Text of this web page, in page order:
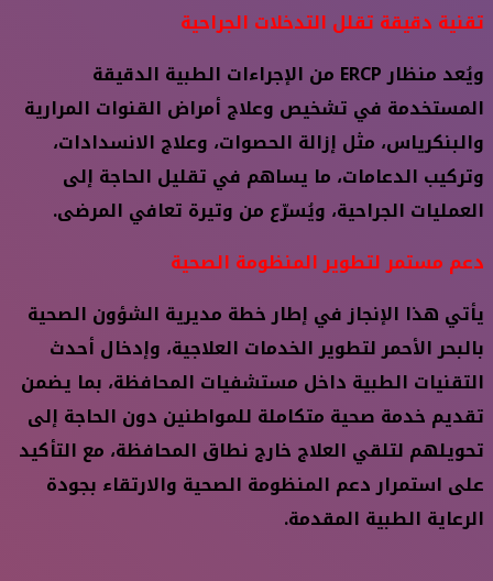
تقنية دقيقة تقلل التدخلات الجراحية
ويُعد منظار ERCP من الإجراءات الطبية الدقيقة
المستخدمة في تشخيص وعلاج أمراض القنوات المرارية
والبنكرياس، مثل إزالة الحصوات، وعلاج الانسدادات،
وتركيب الدعامات، ما يساهم في تقليل الحاجة إلى
العمليات الجراحية، ويُسرّع من وتيرة تعافي المرضى.
دعم مستمر لتطوير المنظومة الصحية
يأتي هذا الإنجاز في إطار خطة مديرية الشؤون الصحية
بالبحر الأحمر لتطوير الخدمات العلاجية، وإدخال أحدث
التقنيات الطبية داخل مستشفيات المحافظة، بما يضمن
تقديم خدمة صحية متكاملة للمواطنين دون الحاجة إلى
تحويلهم لتلقي العلاج خارج نطاق المحافظة، مع التأكيد
على استمرار دعم المنظومة الصحية والارتقاء بجودة
الرعاية الطبية المقدمة.